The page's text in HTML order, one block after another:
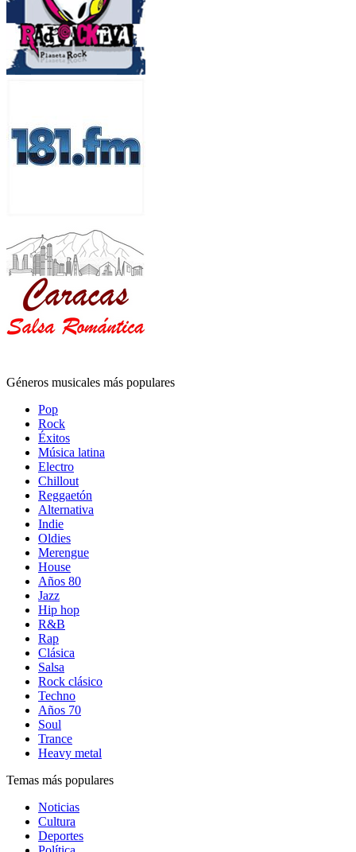
Géneros musicales más populares
Pop
Rock
Éxitos
Música latina
Electro
Chillout
Reggaetón
Alternativa
Indie
Oldies
Merengue
House
Años 80
Jazz
Hip hop
R&B
Rap
Clásica
Salsa
Rock clásico
Techno
Años 70
Soul
Trance
Heavy metal
Temas más populares
Noticias
Cultura
Deportes